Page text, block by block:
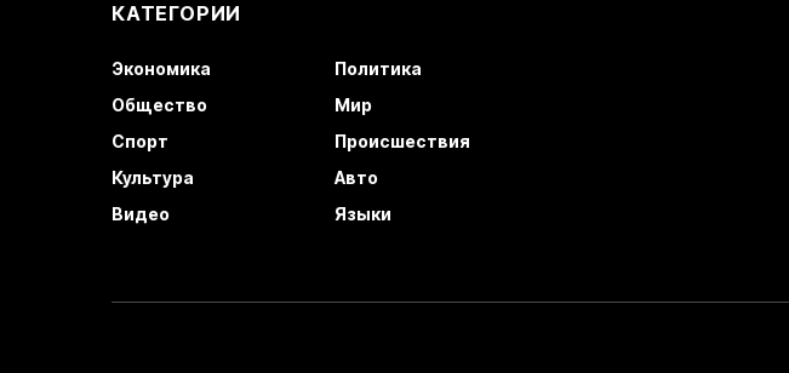
КАТЕГОРИИ
Экономика
Политика
Общество
Мир
Спорт
Происшествия
Культура
Авто
Видео
Языки